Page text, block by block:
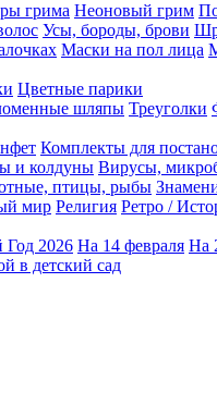
грима Неоновый грим
Усы, бороды, брови
Маски на пол лица
Цветные парики
шляпы Треуголки
Комплекты для
и колдуны Вирусы,
птицы, рыбы
мир Религия Ретро /
2026 На 14 февраля На
в детский сад